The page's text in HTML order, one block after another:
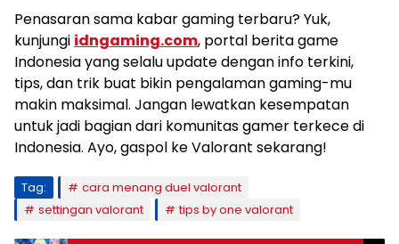
Penasaran sama kabar gaming terbaru? Yuk,
kunjungi idngaming.com, portal berita game
Indonesia yang selalu update dengan info terkini,
tips, dan trik buat bikin pengalaman gaming-mu
makin maksimal. Jangan lewatkan kesempatan
untuk jadi bagian dari komunitas gamer terkece di
Indonesia. Ayo, gaspol ke Valorant sekarang!
Tag:
cara menang duel valorant
settingan valorant
tips by one valorant